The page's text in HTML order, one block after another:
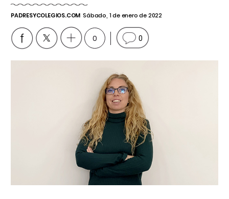
PADRESYCOLEGIOS.COM Sábado, 1 de enero de 2022
0 0